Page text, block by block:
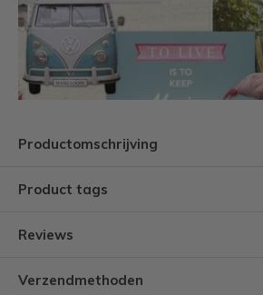
Productomschrijving
Product tags
Reviews
Verzendmethoden